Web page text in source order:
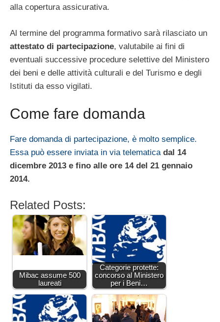
alla copertura assicurativa.
Al termine del programma formativo sarà rilasciato un
attestato di partecipazione, valutabile ai fini di
eventuali successive procedure selettive del Ministero
dei beni e delle attività culturali e del Turismo e degli
Istituti da esso vigilati.
Come fare domanda
Fare domanda di partecipazione, è molto semplice.
Essa può essere inviata in via telematica dal 14
dicembre 2013 e fino alle ore 14 del 21 gennaio
2014.
Related Posts:
Mibac assume 500
laureati
Categorie protette:
concorso al Ministero
per i Beni…